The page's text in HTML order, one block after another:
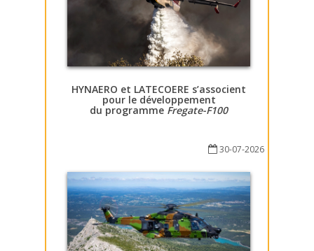
HYNAERO et LATECOERE s’associent
pour le développement
du programme Fregate-F100
30-07-2026